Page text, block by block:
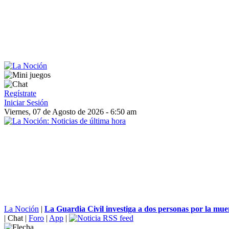
Regístrate
Iniciar Sesión
Viernes, 07 de Agosto de 2026 - 6:50 am
La Noción | La Guardia Civil investiga a dos personas por la
| Chat | Foro | App |